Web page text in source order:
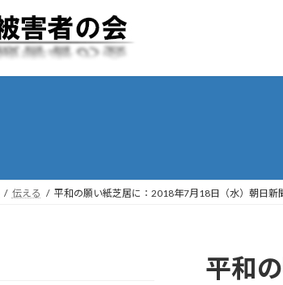
伝える 平和の願い紙芝居に：2018年7月18日（水）朝日新
平和